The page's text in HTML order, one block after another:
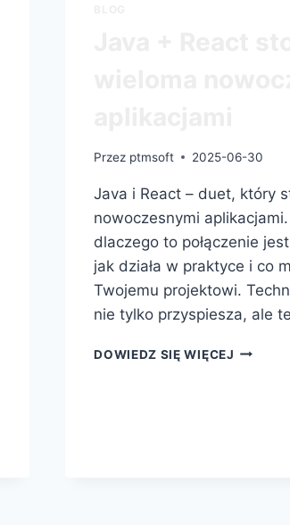
Przez ptmsoft 2025-06-30
Java i React – duet, który
nowoczesnymi
dlaczego to połączenie
jak działa w praktyce i co
Twojemu projektowi.
nie tylko przyspiesza, ale
DOWIEDZ SIĘ WIĘCEJ